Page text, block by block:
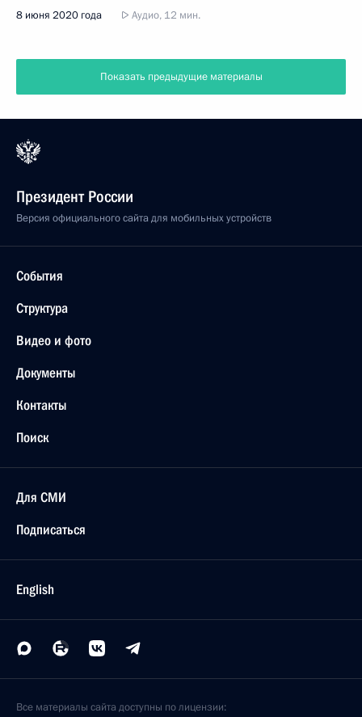
8 июня 2020 года Аудио, 12 мин.
Показать предыдущие материалы
Президент России
Версия официального сайта для мобильных устройств
События
Структура
Видео и фото
Документы
Контакты
Поиск
Для СМИ
Подписаться
English
Все материалы сайта доступны по лицензии: